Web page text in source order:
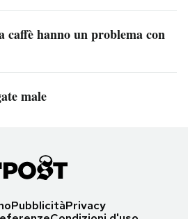
caffè hanno un problema con
male
PubblicitàPrivacy